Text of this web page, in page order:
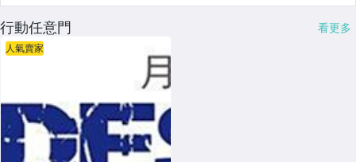
行動任意門 看更多
人氣賣家